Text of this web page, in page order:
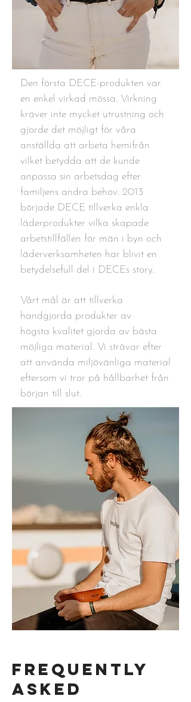
Den första DECE-produkten var
en enkel virkad mössa. Virkning
kräver inte mycket utrustning och
gjorde det möjligt för våra
anställda att arbeta hemifrån
vilket betydda att de kunde
anpassa sin arbetsdag efter
familjens andra behov. 2013
började DECE tillverka enkla
läderprodukter vilka skapade
arbetstillfällen för män i byn och
läderverksamheten har blivit en
betydelsefull del i DECEs story.
Vårt mål är att tillverka
handgjorda produkter av
högsta kvalitet gjorda av bästa
möjliga material. Vi strävar efter
att använda miljövänliga material
eftersom vi tror på hållbarhet från
början till slut.
Frequently
asked